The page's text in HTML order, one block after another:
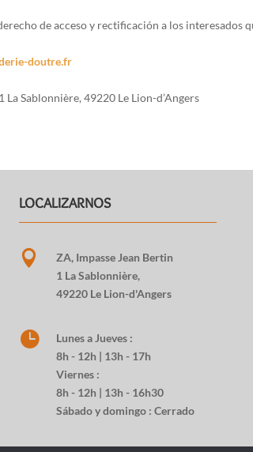
de acceso y rectificación a los
doutre.fr
Sablonnière, 49220 Le Lion-d’Angers
LOCALIZARNOS

ZA, Impasse Jean Bertin
1 La Sablonnière,
49220 Le Lion-d'Angers

Lunes a Jueves :
8h - 12h | 13h - 17h
Viernes :
8h - 12h | 13h - 16h30
Sábado y domingo : Cerrado